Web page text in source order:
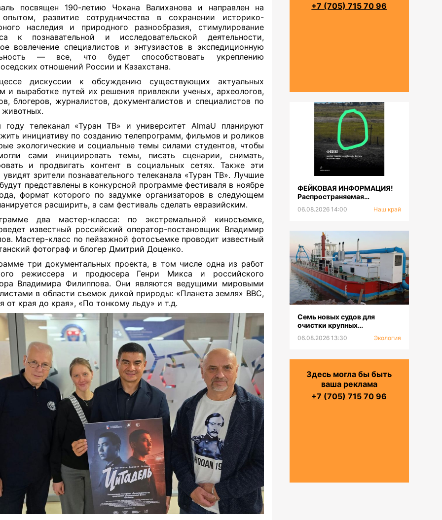
посвящен 190-летию Чокана Валиханова и направлен на
развитие сотрудничества в сохранении историко-
наследия и природного разнообразия, стимулирование
к познавательной и исследовательской деятельности,
вовлечение специалистов и энтузиастов в экспедиционную
— все, что будет способствовать укреплению
отношений России и Казахстана.
дискуссии к обсуждению существующих актуальных
и выработке путей их решения привлекли ученых, археологов,
блогеров, журналистов, документалистов и специалистов по
животных.
телеканал «Туран ТВ» и университет AlmaU планируют
инициативу по созданию телепрограмм, фильмов и роликов
экологические и социальные темы силами студентов, чтобы
сами инициировать темы, писать сценарии, снимать,
и продвигать контент в социальных сетях. Также эти
зрители познавательного телеканала «Туран ТВ». Лучшие
представлены в конкурсной программе фестиваля в ноябре
формат которого по задумке организаторов в следующем
расширить, а сам фестиваль сделать евразийским.
два мастер-класса: по экстремальной киносъемке,
известный российский оператор-постановщик Владимир
Мастер-класс по пейзажной фотосъемке проводит известный
фотограф и блогер Дмитрий Доценко.
три документальных проекта, в том числе одна из работ
режиссера и продюсера Генри Микса и российского
Владимира Филиппова. Они являются ведущими мировыми
в области съемок дикой природы: «Планета земля» ВВС,
от края до края», «По тонкому льду» и т.д.
+7 (705) 715 70 96
ФЕЙКОВАЯ ИНФОРМАЦИЯ!
Распространяемая
соответствует
06.08.2026 14:00 Наш край
Семь новых судов для
очистки крупных
будут предоставлены
06.08.2026 13:30 Экология
Здесь могла бы быть
ваша реклама
+7 (705) 715 70 96